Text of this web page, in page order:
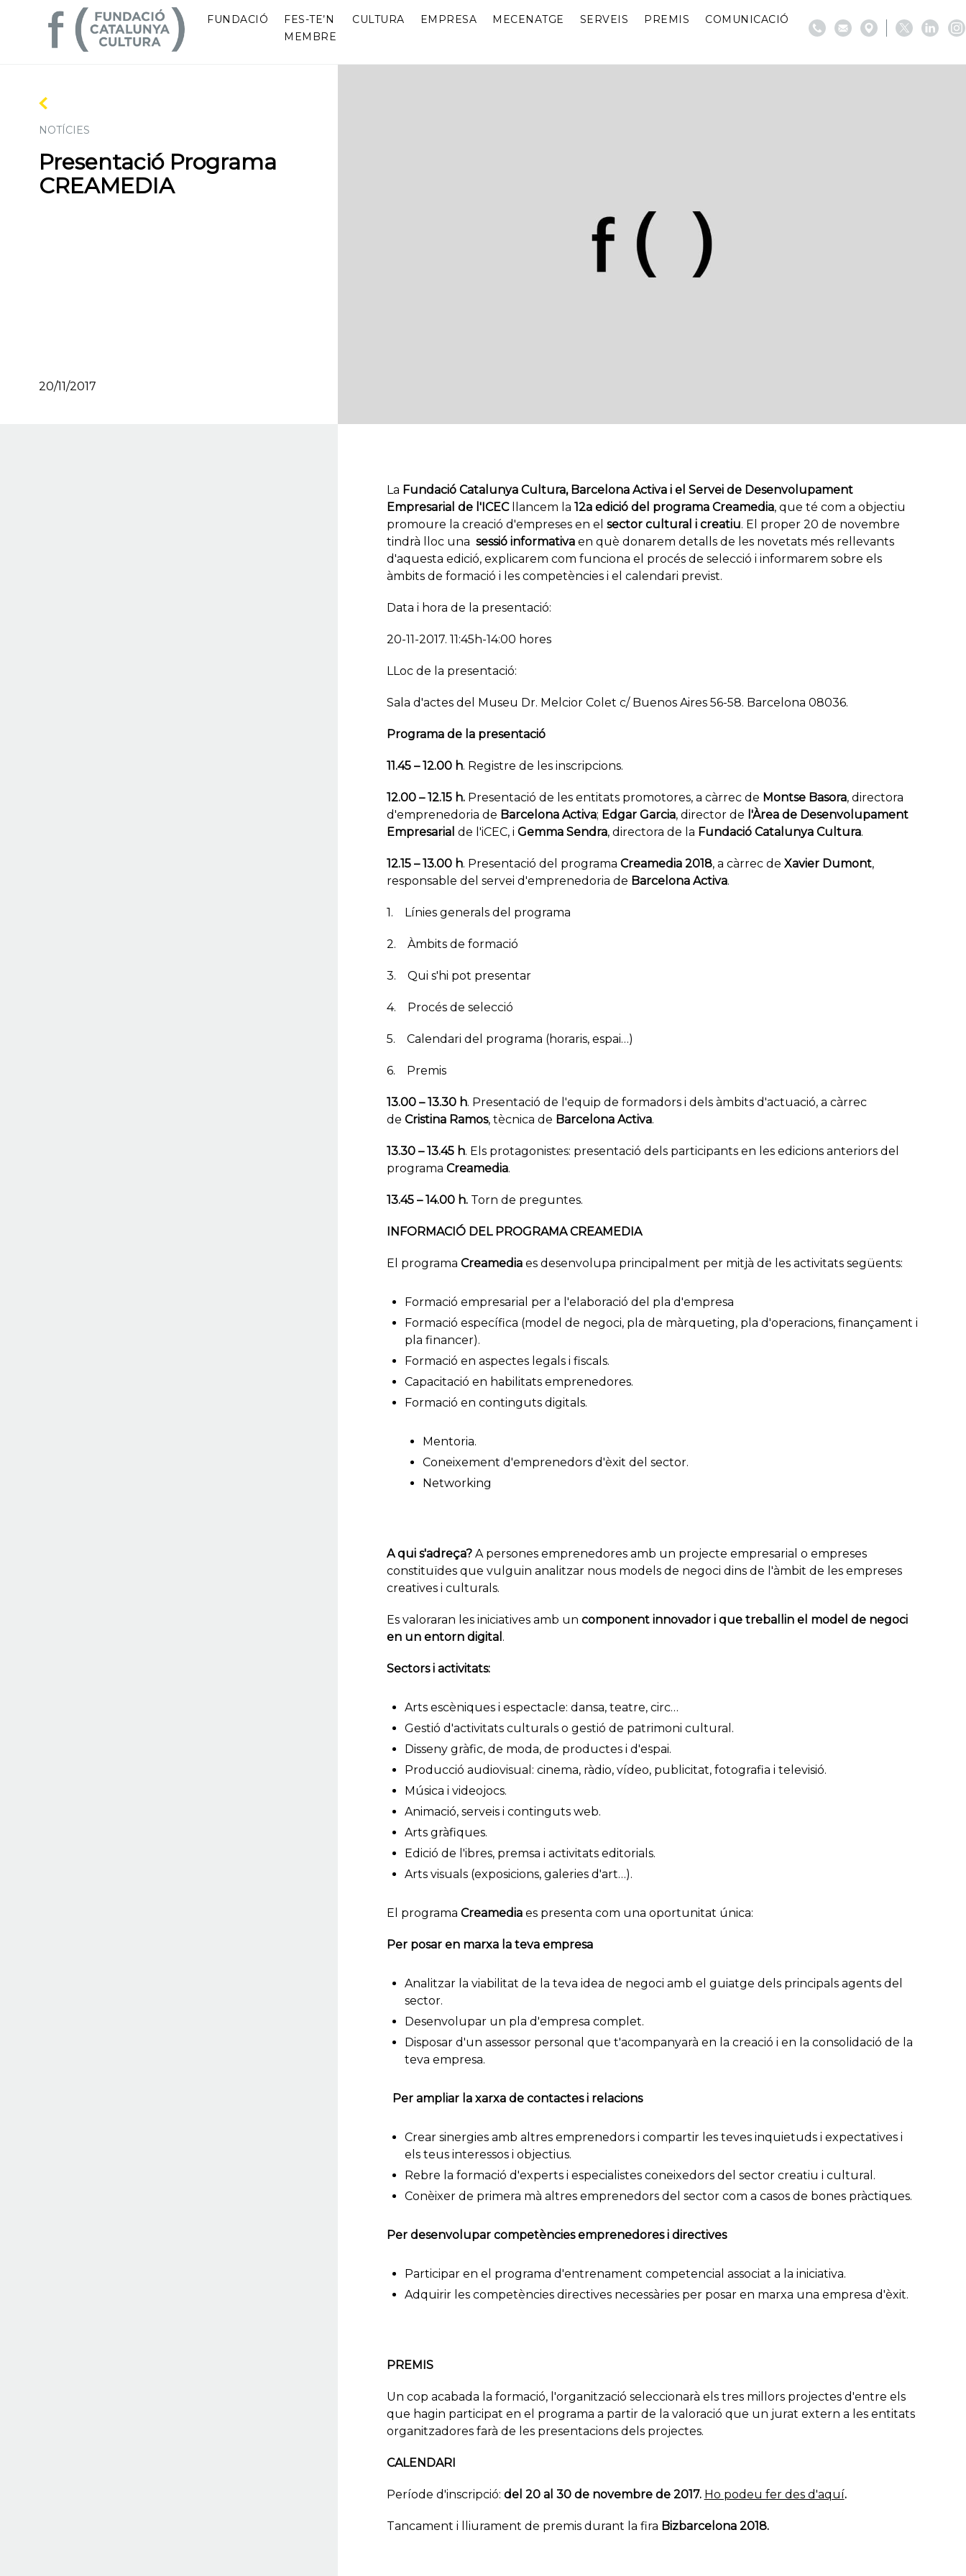
FUNDACIÓ
FES-TE’N
MEMBRE
CULTURA EMPRESA MECENATGE SERVEIS PREMIS COMUNICACIÓ
NOTÍCIES
Presentació Programa
CREAMEDIA
20/11/2017
La Fundació Catalunya Cultura, Barcelona Activa i el Servei de Desenvolupament
Empresarial de l'ICEC llancem la 12a edició del programa Creamedia, que té com a objectiu
promoure la creació d'empreses en el sector cultural i creatiu. El proper 20 de novembre
tindrà lloc una sessió informativaen què donarem detalls de les novetats més rellevants
d'aquesta edició, explicarem com funciona el procés de selecció i informarem sobre els
àmbits de formació i les competències i el calendari previst.
Data i hora de la presentació:
20-11-2017. 11:45h-14:00 hores
LLoc de la presentació:
Sala d'actes del Museu Dr. Melcior Colet c/ Buenos Aires 56-58. Barcelona 08036.
Programa de la presentació
11.45 – 12.00 h. Registre de les inscripcions.
12.00 – 12.15 h.Presentació de les entitats promotores, a càrrec de Montse Basora, directora
d'emprenedoria de Barcelona Activa; Edgar Garcia, director de l'Àrea de Desenvolupament
Empresarial de l'iCEC, i Gemma Sendra, directora de la Fundació Catalunya Cultura.
12.15 – 13.00 h. Presentació del programa Creamedia 2018, a càrrec de Xavier Dumont,
responsable del servei d'emprenedoria de Barcelona Activa.
1. Línies generals del programa
2. Àmbits de formació
3. Qui s'hi pot presentar
4. Procés de selecció
5. Calendari del programa (horaris, espai…)
6. Premis
13.00 – 13.30 h. Presentació de l'equip de formadors i dels àmbits d'actuació, a càrrec
de Cristina Ramos, tècnica de Barcelona Activa.
13.30 – 13.45 h. Els protagonistes: presentació dels participants en les edicions anteriors del
programa Creamedia.
13.45 – 14.00 h.Torn de preguntes.
INFORMACIÓ DEL PROGRAMA CREAMEDIA
El programa Creamedia es desenvolupa principalment per mitjà de les activitats següents:
Formació empresarial per a l'elaboració del pla d'empresa
Formació específica (model de negoci, pla de màrqueting, pla d'operacions, finançament i
pla financer).
Formació en aspectes legals i fiscals.
Capacitació en habilitats emprenedores.
Formació en continguts digitals.
Mentoria.
Coneixement d'emprenedors d'èxit del sector.
Networking
A qui s'adreça?A persones emprenedores amb un projecte empresarial o empreses
constituïdes que vulguin analitzar nous models de negoci dins de l'àmbit de les empreses
creatives i culturals.
Es valoraran les iniciatives amb un component innovador i que treballin el model de negoci
en un entorn digital .
Sectors i activitats:
Arts escèniques i espectacle: dansa, teatre, circ…
Gestió d'activitats culturals o gestió de patrimoni cultural.
Disseny gràfic, de moda, de productes i d'espai.
Producció audiovisual: cinema, ràdio, vídeo, publicitat, fotografia i televisió.
Música i videojocs.
Animació, serveis i continguts web.
Arts gràfiques.
Edició de l'ibres, premsa i activitats editorials.
Arts visuals (exposicions, galeries d'art…).
El programa Creamediaes presenta com una oportunitat única:
Per posar en marxa la teva empresa
Analitzar la viabilitat de la teva idea de negoci amb el guiatge dels principals agents del
sector.
Desenvolupar un pla d'empresa complet.
Disposar d'un assessor personal que t'acompanyarà en la creació i en la consolidació de la
teva empresa.
Per ampliar la xarxa de contactes i relacions
Crear sinergies amb altres emprenedors i compartir les teves inquietuds i expectatives i
els teus interessos i objectius.
Rebre la formació d'experts i especialistes coneixedors del sector creatiu i cultural.
Conèixer de primera mà altres emprenedors del sector com a casos de bones pràctiques.
Per desenvolupar competències emprenedores i directives
Participar en el programa d'entrenament competencial associat a la iniciativa.
Adquirir les competències directives necessàries per posar en marxa una empresa d'èxit.
PREMIS
Un cop acabada la formació, l'organització seleccionarà els tres millors projectes d'entre els
que hagin participat en el programa a partir de la valoració que un jurat extern a les entitats
organitzadores farà de les presentacions dels projectes.
CALENDARI
Període d'inscripció: del 20 al 30 de novembre de 2017. Ho podeu fer des d'aquí.
Tancament i lliurament de premis durant la fira Bizbarcelona 2018.